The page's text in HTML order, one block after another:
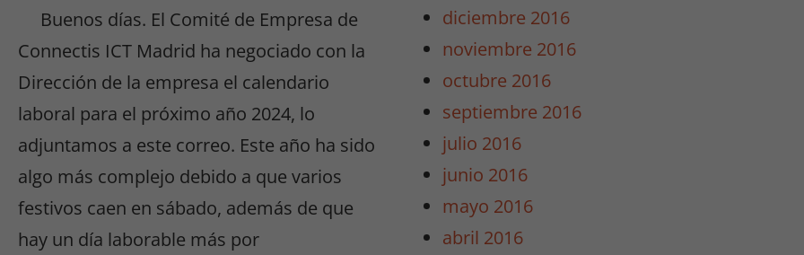
Buenos días. El Comité de Empresa de
Connectis ICT Madrid ha negociado con la
Dirección de la empresa el calendario
laboral para el próximo año 2024, lo
adjuntamos a este correo. Este año ha sido
algo más complejo debido a que varios
festivos caen en sábado, además de que
hay un día laborable más por
diciembre 2016
noviembre 2016
octubre 2016
septiembre 2016
julio 2016
junio 2016
mayo 2016
abril 2016